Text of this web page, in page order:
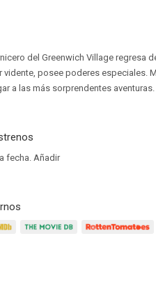
del Greenwich Village regresa
vidente, posee poderes especiales.
a las más sorprendentes aventuras.
fecha. Añadir